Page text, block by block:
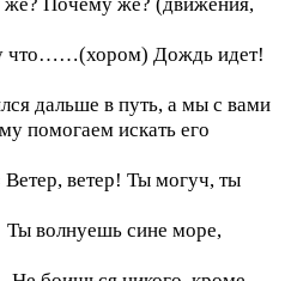
Дождь идет!
дальше в путь, а мы с вами
помогаем искать его
Ветер, ветер! Ты могуч, ты
сине море,